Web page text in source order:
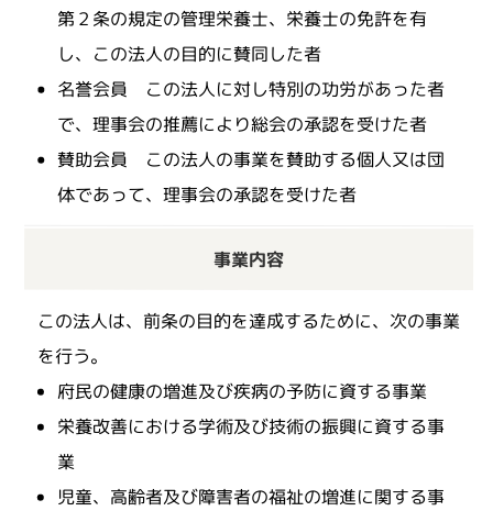
第２条の規定の管理栄養士、栄養士の免許を有
し、この法人の目的に賛同した者
名誉会員 この法人に対し特別の功労があった者
で、理事会の推薦により総会の承認を受けた者
賛助会員 この法人の事業を賛助する個人又は団
体であって、理事会の承認を受けた者
事業内容
この法人は、前条の目的を達成するために、次の事業
を行う。
府民の健康の増進及び疾病の予防に資する事業
栄養改善における学術及び技術の振興に資する事
業
児童、高齢者及び障害者の福祉の増進に関する事